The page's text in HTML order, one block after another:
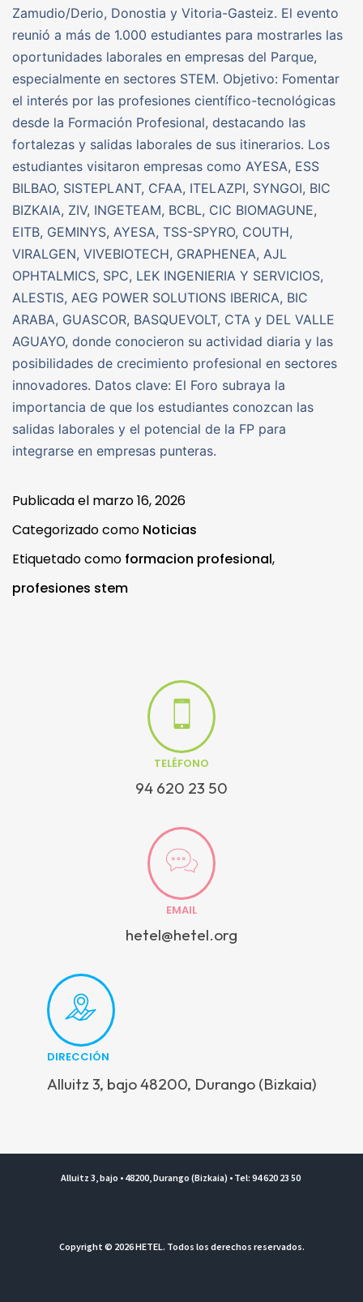
Zamudio/Derio, Donostia y Vitoria-Gasteiz. El evento
reunió a más de 1.000 estudiantes para mostrarles las
oportunidades laborales en empresas del Parque,
especialmente en sectores STEM. Objetivo: Fomentar
el interés por las profesiones científico-tecnológicas
desde la Formación Profesional, destacando las
fortalezas y salidas laborales de sus itinerarios. Los
estudiantes visitaron empresas como AYESA, ESS
BILBAO, SISTEPLANT, CFAA, ITELAZPI, SYNGOI, BIC
BIZKAIA, ZIV, INGETEAM, BCBL, CIC BIOMAGUNE,
EITB, GEMINYS, AYESA, TSS-SPYRO, COUTH,
VIRALGEN, VIVEBIOTECH, GRAPHENEA, AJL
OPHTALMICS, SPC, LEK INGENIERIA Y SERVICIOS,
ALESTIS, AEG POWER SOLUTIONS IBERICA, BIC
ARABA, GUASCOR, BASQUEVOLT, CTA y DEL VALLE
AGUAYO, donde conocieron su actividad diaria y las
posibilidades de crecimiento profesional en sectores
innovadores. Datos clave: El Foro subraya la
importancia de que los estudiantes conozcan las
salidas laborales y el potencial de la FP para
integrarse en empresas punteras.
Publicada el marzo 16, 2026
Categorizado como Noticias
Etiquetado como formacion profesional,
profesiones stem
TELÉFONO
94 620 23 50
EMAIL
hetel@hetel.org
DIRECCIÓN
Alluitz 3, bajo 48200, Durango (Bizkaia)
Alluitz 3, bajo • 48200, Durango (Bizkaia) • Tel: 94 620 23 50
Copyright © 2026 HETEL. Todos los derechos reservados.